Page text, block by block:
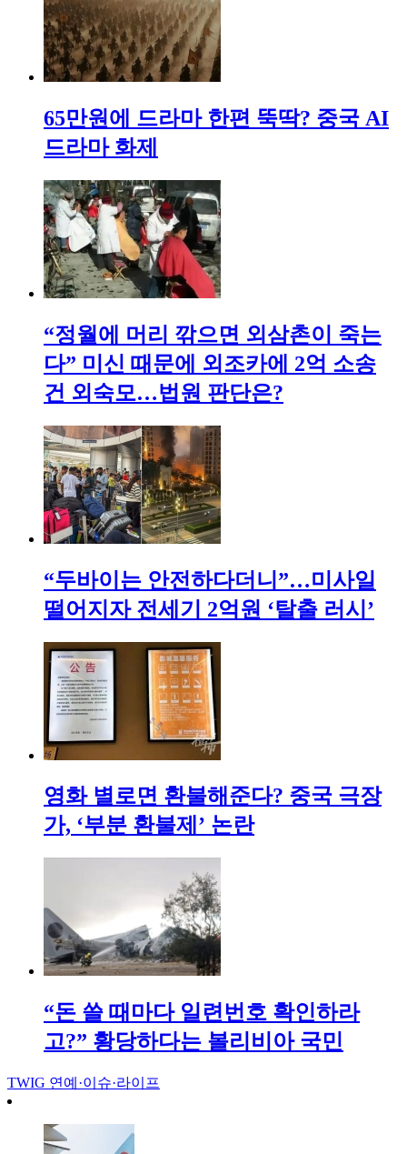
65만원에 드라마 한편 뚝딱? 중국 AI
드라마 화제
“정월에 머리 깎으면 외삼촌이 죽는
다” 미신 때문에 외조카에 2억 소송
건 외숙모…법원 판단은?
“두바이는 안전하다더니”…미사일
떨어지자 전세기 2억원 ‘탈출 러시’
영화 별로면 환불해준다? 중국 극장
가, ‘부분 환불제’ 논란
“돈 쓸 때마다 일련번호 확인하라
고?” 황당하다는 볼리비아 국민
TWIG 연예·이슈·라이프